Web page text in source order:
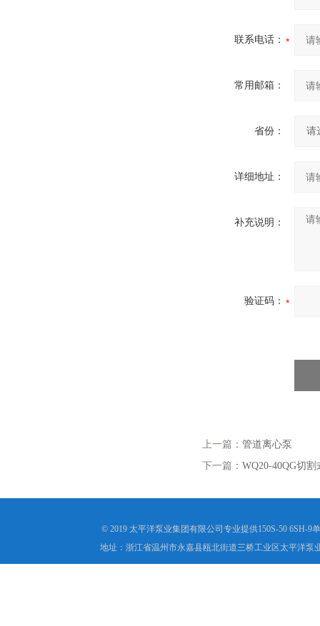
联系电话：
常用邮箱：
省份：
详细地址：
补充说明：
验证码：
上一篇： 管道离心泵
下一篇： WQ20-40QG切
© 2019 太平洋泵业集团有限公司专业提供150S-50 6SH-
地址：浙江省温州市永嘉县瓯北街道三桥工业区太平洋泵